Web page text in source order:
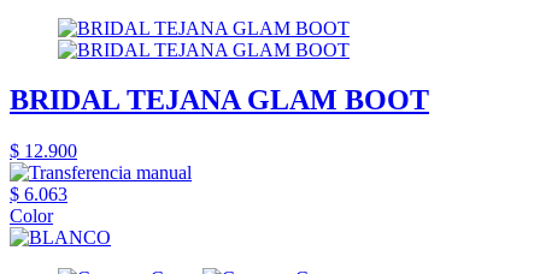
BRIDAL TEJANA GLAM BOOT
$ 12.900
$ 6.063
Color